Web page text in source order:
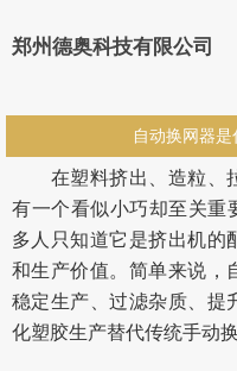
郑州德奥科技有限公司
自动换网器
在塑料挤出、造粒、拉
有一个看似小巧却至关
多人只知道它是挤出机的
和生产价值。简单来说，
稳定生产、过滤杂质、提
化塑胶生产替代传统手动